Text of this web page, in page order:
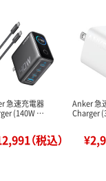
急速充電器
(140W …
（税込）
Anker 急
Charger